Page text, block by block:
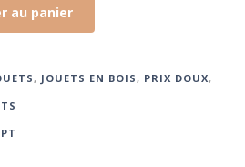
au panier
, JOUETS EN BOIS, PRIX DOUX,